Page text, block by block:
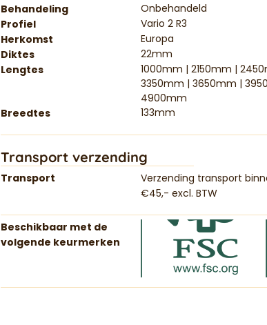
Behandeling
Onbehandeld
Profiel
Vario 2 R3
Herkomst
Europa
Diktes
22mm
Lengtes
1000mm | 2150mm |
3350mm | 3650mm |
4900mm
Breedtes
133mm
Transport verzending
Transport
Verzending transport
€45,- excl. BTW
Beschikbaar met de
volgende keurmerken